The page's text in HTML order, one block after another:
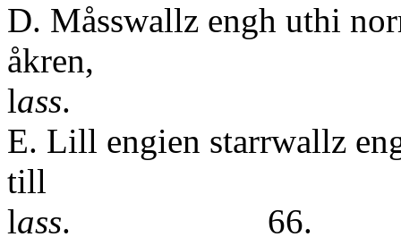
D. Måsswallz engh uthi
lass.
E. Lill engien starrwallz
till
lass. 66.